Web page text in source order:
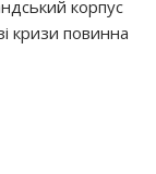
корпус
кризи повинна